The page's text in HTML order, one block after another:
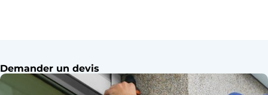
Demander un devis